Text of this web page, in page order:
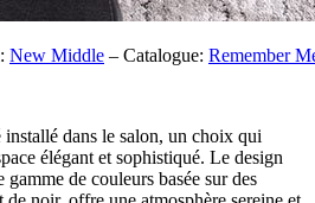
New Middle – Catalogue: Remember
dans le salon, un choix qui
élégant et sophistiqué. Le design
de couleurs basée sur des